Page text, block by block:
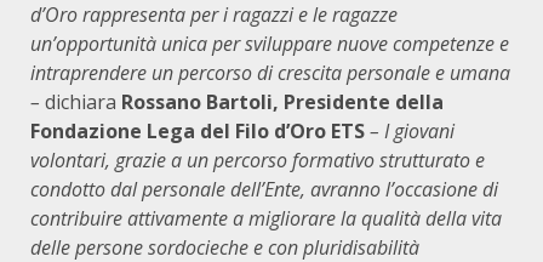
d’Oro rappresenta per i ragazzi e le ragazze
un’opportunità unica per sviluppare nuove competenze e
intraprendere un percorso di crescita personale e umana
– dichiara Rossano Bartoli, Presidente della
Fondazione Lega del Filo d’Oro ETS– I giovani
volontari, grazie a un percorso formativo strutturato e
condotto dal personale dell’Ente, avranno l’occasione di
contribuire attivamente a migliorare la qualità della vita
delle persone sordocieche e con pluridisabilità